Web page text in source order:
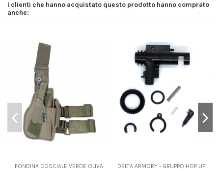
I clienti che hanno acquistato questo prodotto hanno comprato
anche:
FONDINA COSCIALE VERDE OLIVA
DELTA ARMORY - GRUPPO HOP UP